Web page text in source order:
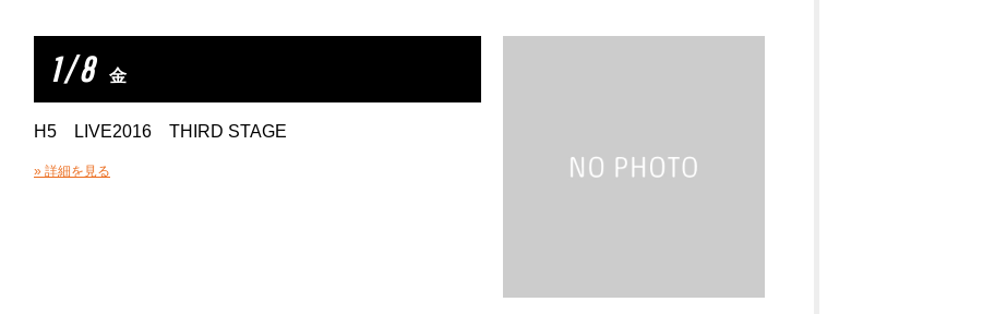
1 / 8 金
H5 LIVE2016 THIRD STAGE
» 詳細を見る